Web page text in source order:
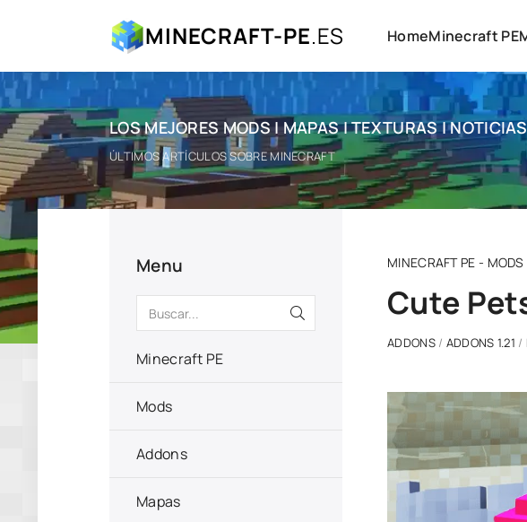
MINECRAFT-PE.ES HomeMinecraft PE
LOS MEJORES MODS | MAPAS | TEXTURAS |
ÚLTIMOS ARTÍCULOS SOBRE MINECRAFT
MINECRAFT PE -
Cute
ADDONS/ ADDONS 1.21 /
Menu
Minecraft PE
Mods
Addons
Mapas